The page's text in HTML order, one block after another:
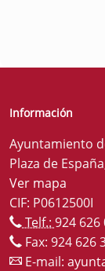
Información
Ayuntamiento
Plaza de
Ver mapa
CIF: P0612500I
Telf.: 924 626
Fax: 924 626
E-mail: